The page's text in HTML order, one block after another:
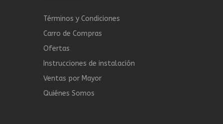
Términos y Condiciones
Carro de Compras
Ofertas
Instrucciones de instalación
Ventas por Mayor
Quiénes Somos